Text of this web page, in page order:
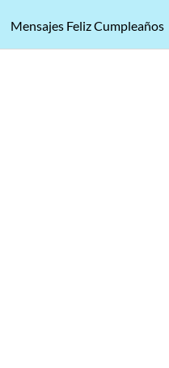
Mensajes Feliz Cumpleaños